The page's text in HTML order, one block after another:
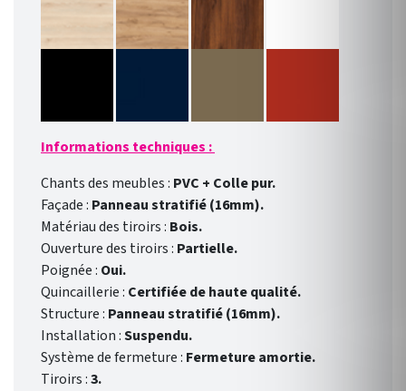
Informations techniques :
Chants des meubles : PVC + Colle pur.
Façade : Panneau stratifié (16mm).
Matériau des tiroirs : Bois.
Ouverture des tiroirs : Partielle.
Poignée : Oui.
Quincaillerie : Certifiée de haute qualité.
Structure : Panneau stratifié (16mm).
Installation :Suspendu.
Système de fermeture : Fermeture amortie.
Tiroirs :3.